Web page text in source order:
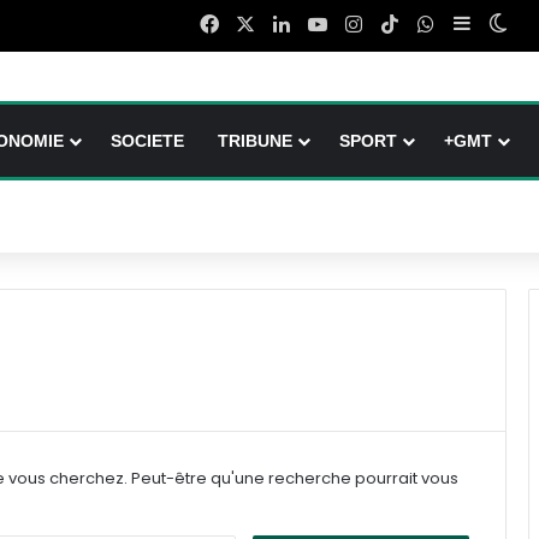
FacebookLinkedinYouTubeInstagram
TikTokWhatsApp
SOCIETE TRIBUNE SPORT +GMT
cherchez. Peut-être qu'une recherche pourrait vous